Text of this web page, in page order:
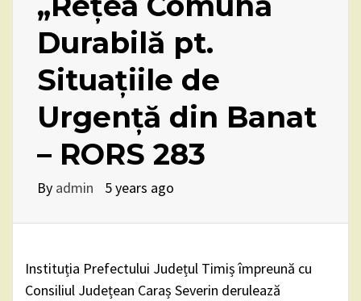
Durabilă pt.
Situațiile de
Urgență din Banat
– RORS 283
By admin 5 years ago
Instituția Prefectului Județul Timiș împreună cu
Consiliul Județean Caraș Severin derulează